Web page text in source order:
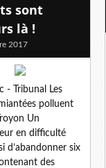
sont
là !
2017
- Tribunal Les
polluent
Un
en difficulté
d’abandonner six
des